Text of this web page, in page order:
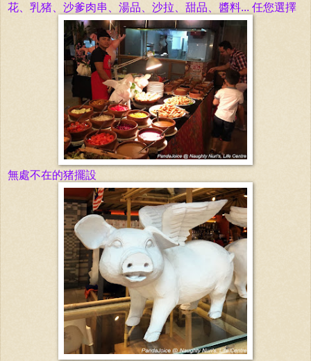
花、乳猪、沙爹肉串、湯品、沙拉、甜品、醬料... 任您選擇
無處不在的猪擺設